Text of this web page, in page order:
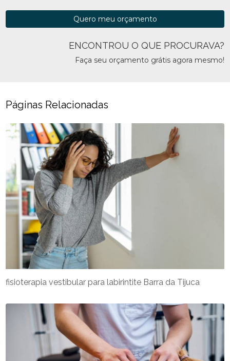
ENCONTROU O QUE PROCURAVA?
Faça seu orçamento grátis agora mesmo!
Quero meu orçamento
Páginas Relacionadas
fisioterapia vestibular para labirintite Barra da Tijuca